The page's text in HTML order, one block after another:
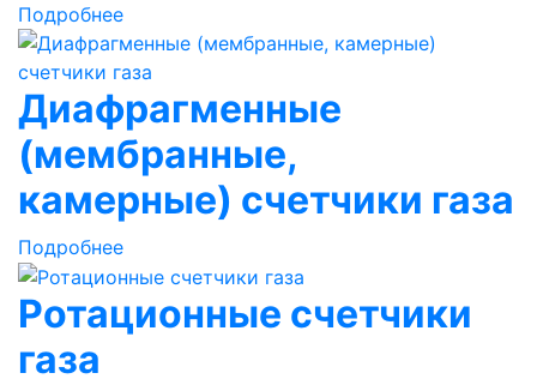
Подробнее
Диафрагменные
(мембранные,
камерные) счетчики газа
Подробнее
Ротационные счетчики
газа